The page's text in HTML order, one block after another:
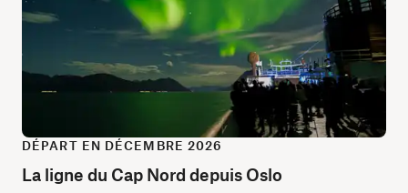
DÉPART EN DÉCEMBRE 2026
La ligne du Cap Nord depuis Oslo